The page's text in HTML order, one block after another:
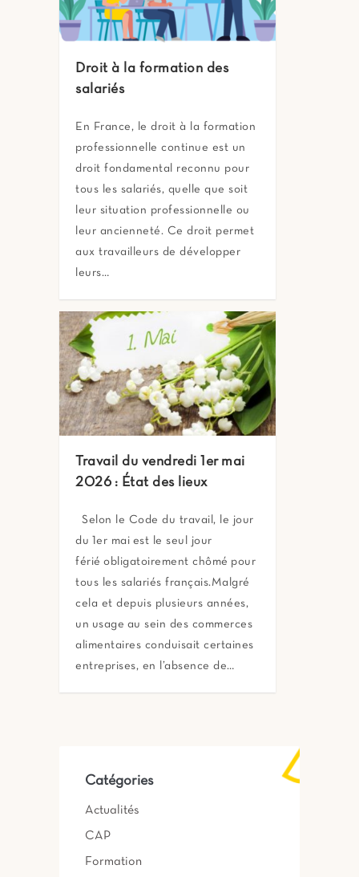
Droit à la formation des
salariés
En France, le droit à la formation
professionnelle continue est un
droit fondamental reconnu pour
tous les salariés, quelle que soit
leur situation professionnelle ou
leur ancienneté. Ce droit permet
aux travailleurs de développer
leurs…
Travail du vendredi 1er mai
2026 : État des lieux
Selon le Code du travail, le jour
du 1er mai est le seul jour
férié obligatoirement chômé pour
tous les salariés français.Malgré
cela et depuis plusieurs années,
un usage au sein des commerces
alimentaires conduisait certaines
entreprises, en l’absence de…
Catégories
Actualités
CAP
Formation